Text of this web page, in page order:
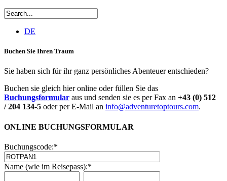
DE
Buchen Sie Ihren Traum
Sie haben sich für ihr ganz persönliches Abenteuer entschieden?
Buchen sie gleich hier online oder füllen Sie das
Buchungsformular aus und senden sie es per Fax an +43 (0) 512
/ 204 134-5 oder per E-Mail an info@adventuretoptours.com.
ONLINE BUCHUNGSFORMULAR
Buchungscode:*
Name (wie im Reisepass):*